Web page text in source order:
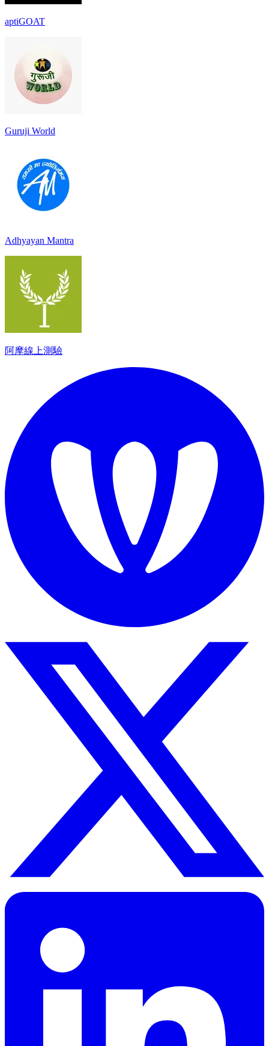
aptiGOAT
Guruji World
Adhyayan Mantra
阿摩線上測驗